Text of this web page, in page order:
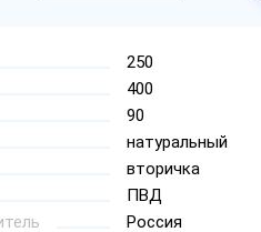
250
400
90
натуральный
вторичка
ПВД
Россия